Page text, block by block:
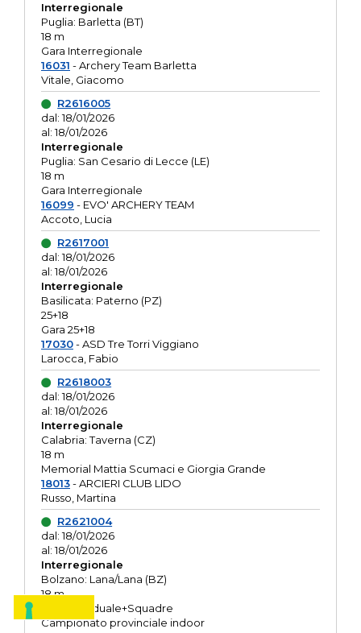
Interregionale
Puglia: Barletta (BT)
18 m
Gara Interregionale
16031 - Archery Team Barletta
Vitale, Giacomo
R2616005
dal: 18/01/2026
al: 18/01/2026
Interregionale
Puglia: San Cesario di Lecce (LE)
18 m
Gara Interregionale
16099 - EVO' ARCHERY TEAM
Accoto, Lucia
R2617001
dal: 18/01/2026
al: 18/01/2026
Interregionale
Basilicata: Paterno (PZ)
25+18
Gara 25+18
17030- ASD Tre Torri Viggiano
Larocca, Fabio
R2618003
dal: 18/01/2026
al: 18/01/2026
Interregionale
Calabria: Taverna (CZ)
18 m
Memorial Mattia Scumaci e Giorgia Grande
18013- ARCIERI CLUB LIDO
Russo, Martina
R2621004
dal: 18/01/2026
al: 18/01/2026
Interregionale
Bolzano: Lana/Lana (BZ)
18 m
O.R. Individuale+Squadre
Campionato provinciale indoor